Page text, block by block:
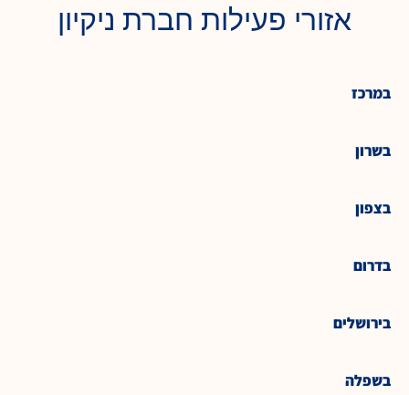
אזורי פעילות חברת ניקיון
במרכז
בשרון
בצפון
בדרום
בירושלים
בשפלה